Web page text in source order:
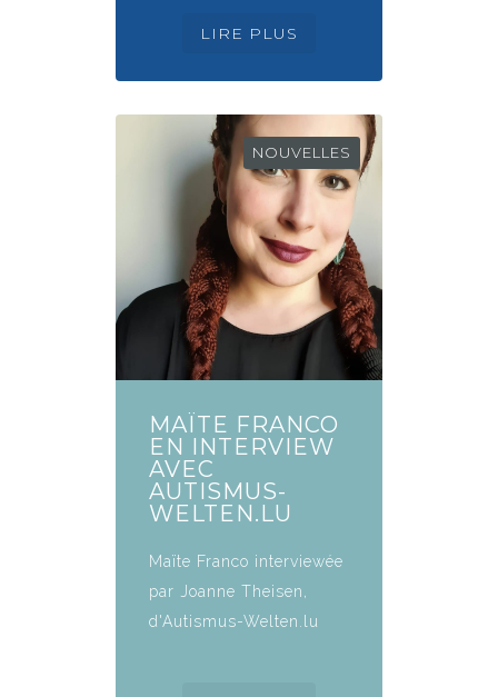
NOUVELLES
MAÏTE FRANCO
EN INTERVIEW
AVEC
AUTISMUS-
WELTEN.LU
Maïte Franco interviewée
par Joanne Theisen,
d'Autismus-Welten.lu